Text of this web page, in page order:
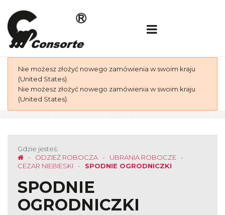
Nie możesz złożyć nowego zamówienia w swoim kraju
(United States).
Nie możesz złożyć nowego zamówienia w swoim kraju
(United States).
Gdzie jesteś:
ODZIEŻ ROBOCZA
UBRANIA ROBOCZE
CEZAR NIEBIESKI
SPODNIE OGRODNICZKI
SPODNIE
OGRODNICZKI